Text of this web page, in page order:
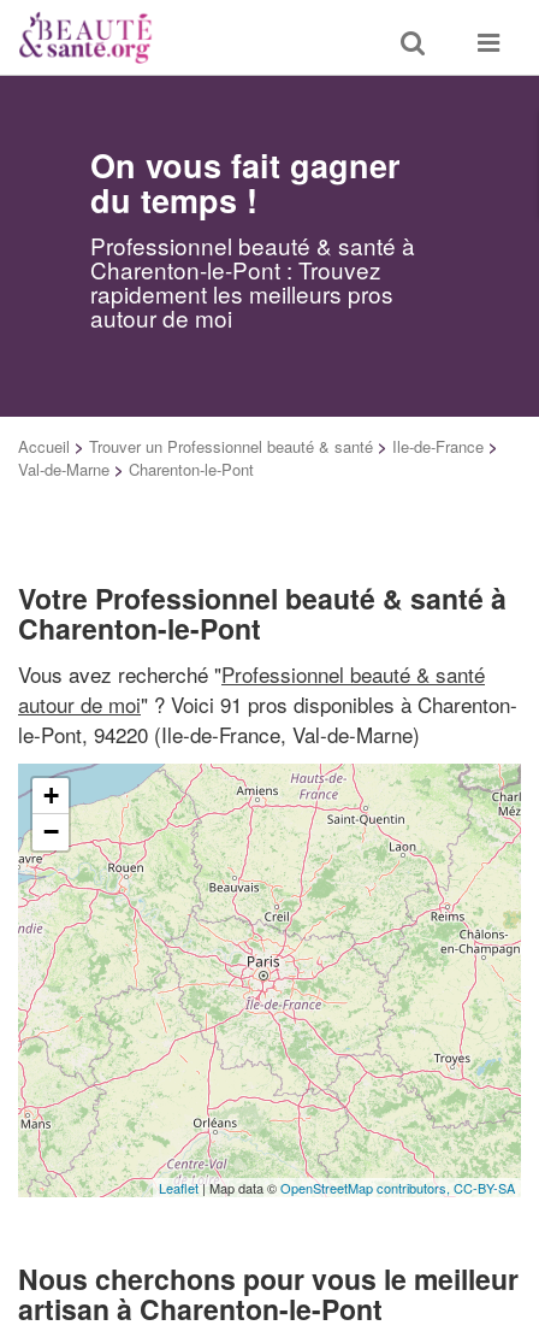
Toggle
search
Toggle
On vous fait gagner
du temps !
Professionnel beauté & santé à
Charenton-le-Pont : Trouvez
rapidement les meilleurs pros
autour de moi
Accueil > Trouver un Professionnel beauté & santé > Ile-de-France >
Val-de-Marne > Charenton-le-Pont
Votre Professionnel beauté & santé à
Charenton-le-Pont
Vous avez recherché "Professionnel beauté & santé
autour de moi" ? Voici 91 pros disponibles à Charenton-
le-Pont, 94220 (Ile-de-France, Val-de-Marne)
+
−
Leaflet| Map data ©OpenStreetMap contributors, CC-BY-SA
Nous cherchons pour vous le meilleur
artisan à Charenton-le-Pont